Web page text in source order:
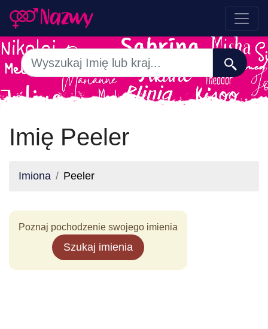
Imię Peeler
Imiona Peeler
Poznaj pochodzenie swojego imienia
Szukaj imienia